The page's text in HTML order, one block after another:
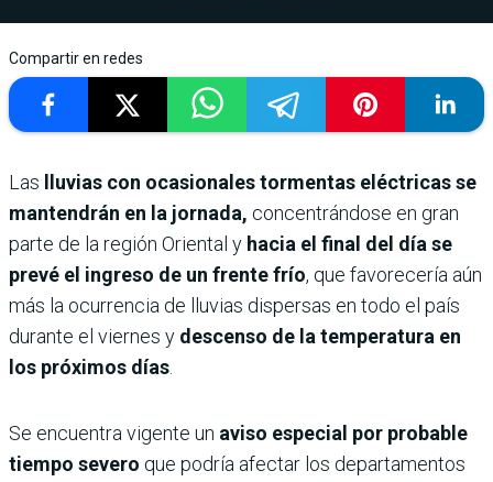
Compartir en redes
Las
lluvias con ocasionales tormentas eléctricas se
mantendrán en la jornada, concentrándose en gran
parte de la región Oriental y hacia el final del día se
prevé el ingreso de un frente frío, que favorecería aún
más la ocurrencia de lluvias dispersas en todo el país
durante el viernes y descenso de la temperatura en
los próximos días
Se encuentra vigente un aviso especial por probable
tiempo severo que podría afectar los departamentos